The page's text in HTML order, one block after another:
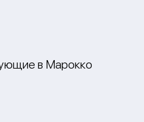
в Марокко